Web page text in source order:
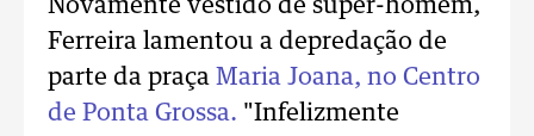
Novamente vestido de super-homem,
Ferreira lamentou a depredação de
parte da praça Maria Joana, no Centro
de Ponta Grossa. "Infelizmente